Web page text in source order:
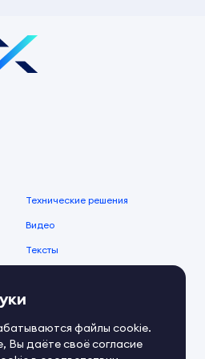
Технические решения
Видео
Тексты
Справочный центр
Обратная связь
файлы cookie.
Вы даёте своё согласие